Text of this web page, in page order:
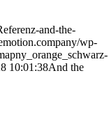
and-the-
wp-
10:01:38And the